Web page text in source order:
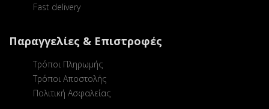
Fast delivery
Παραγγελίες & Επιστροφές
Τρόποι Πληρωμής
Τρόποι Αποστολής
Πολιτική Ασφαλείας